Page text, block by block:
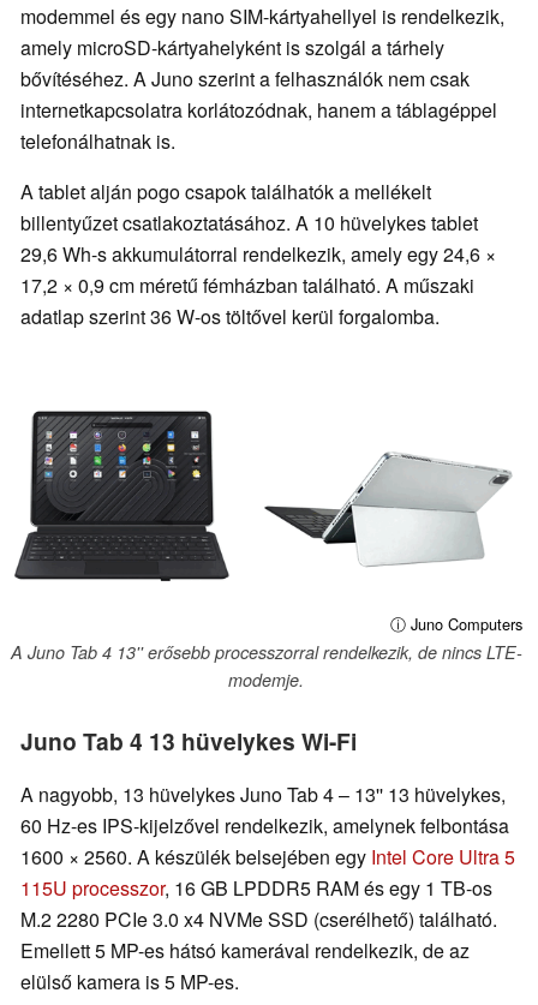
modemmel és egy nano SIM-kártyahellyel is rendelkezik,
amely microSD-kártyahelyként is szolgál a tárhely
bővítéséhez. A Juno szerint a felhasználók nem csak
internetkapcsolatra korlátozódnak, hanem a táblagéppel
telefonálhatnak is.
A tablet alján pogo csapok találhatók a mellékelt
billentyűzet csatlakoztatásához. A 10 hüvelykes tablet
29,6 Wh-s akkumulátorral rendelkezik, amely egy 24,6 ×
17,2 × 0,9 cm méretű fémházban található. A műszaki
adatlap szerint 36 W-os töltővel kerül forgalomba.
ⓘ Juno Computers
A Juno Tab 4 13'' erősebb processzorral rendelkezik, de nincs LTE-
modemje.
Juno Tab 4 13 hüvelykes Wi-Fi
A nagyobb, 13 hüvelykes Juno Tab 4 – 13'' 13 hüvelykes,
60 Hz-es IPS-kijelzővel rendelkezik, amelynek felbontása
1600 × 2560. A készülék belsejében egy Intel Core Ultra 5
115U processzor, 16 GB LPDDR5 RAM és egy 1 TB-os
M.2 2280 PCIe 3.0 x4 NVMe SSD (cserélhető) található.
Emellett 5 MP-es hátsó kamerával rendelkezik, de az
elülső kamera is 5 MP-es.